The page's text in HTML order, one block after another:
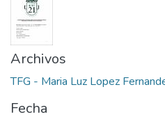
Archivos
TFG - Maria Luz Lopez
Fecha